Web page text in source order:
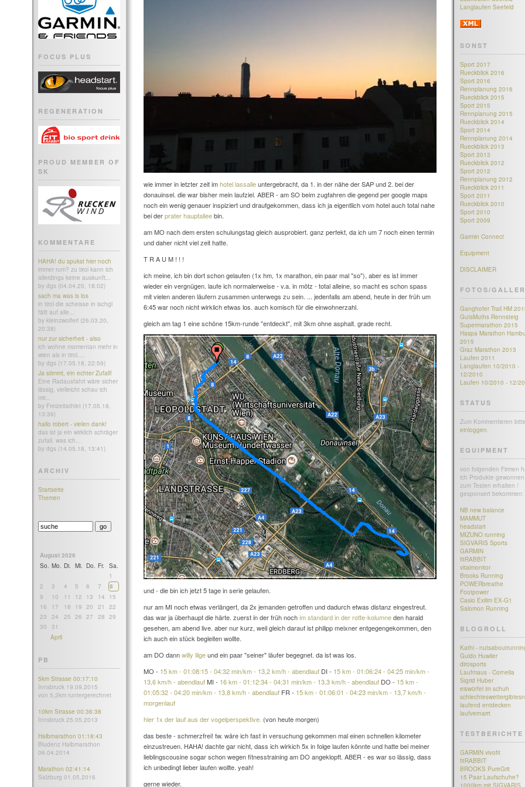
FOCUS PLUS
REGENERATION
PROUD MEMBER OF
SK
KOMMENTARE
HAHA! du spukst hier noch
immer rum? zu tirol kann ich
allerdings keine auskunft...
by dgs (04.04.20, 18:02)
sach ma was is los
in tirol die scheisse in ischgl
fällt auf alle...
by kleinzwolferl (26.03.20,
20:38)
nur zur sicherheit - also
ich wohne momentan mehr in
wien als in tirol....
by dgs (17.05.18, 22:59)
Ja stimmt, ein echter Zufall!
Eine Radausfahrt wäre sicher
lässig, vielleicht schau ich
mir...
by Freizeitathlet (17.05.18,
13:36)
hallo robert - vielen dank!
das ist ja ein wirklich schräger
zufall. was ich...
by dgs (14.05.18, 13:41)
ARCHIV
Startseite
Themen
August 2026
So. Mo. Di. Mi. Do. Fr.
Sa.
1
2
3 4 5 6 7
8
9
10 11 12 13 14
15
16
17 18 19 20 21
22
23
24 25 26 27 28 29
30
31
April
PB
5km Strasse 00:17:10
Innsbruck 19.09.2015
von 5,2km runtergerechnet
10km Strasse 00:36:38
Innsbruck 25.05.2013
Halbmarathon 01:18:43
Bludenz Halbmarathon
06.04.2014
Marathon 02:41:14
Salzburg 01.05.2016
wie immer in letzter zeit imhotel lassalleuntergebracht, da 1. in der nähe der SAP und 2. bei der
donauinsel. die war bisher mein laufziel. ABER - am SO beim zugfahren die gegend per google maps
noch ein wenig genauer inspiziert und draufgekommen, dass ich ja eigentlich vom hotel auch total nahe
bei derprater hauptalleebin.
am MO nach dem ersten schulungstag gleich ausprobiert. ganz perfekt, da ich um 7 noch einen termin
und daher nicht viel zeit hatte.
T R A U M ! ! !
ich meine, ich bin dort schon gelaufen (1x hm, 1x marathon, ein paar mal "so"), aber es ist immer
wieder ein vergnügen. laufe ich normalerweise - v.a. in mötz - total alleine, so macht es schon spass
mit vielen anderen läufern zusammen unterwegs zu sein. ... jedenfalls am abend, heute in der früh um
6:45 war noch nicht wirklich etwas los. auch komisch für die einwohnerzahl.
gleich am tag 1 eine schöne 15km-runde "entdeckt", mit 3km ohne asphalt. grade recht.
und - die bin ich jetzt 5 tage in serie gelaufen.
nur am MI noch etwas verlängert, da 2x jemanden getroffen und dadurch etwas distanz eingestreut.
das war ja überhaupt die härte. zuerst in der früh nochim standard in der rotte-kolumneden harald
gesehen, am abend live. aber nur kurz, weil gleich darauf ist philipp meixner entgegengekommen, den
ich auch ein stück begleiten wollte.
am DO dannwilly lilgeund ein paar "seiner" läufer begegnet. da ist was los.
MO - 15 km - 01:08:15 - 04:32 min/km - 13,2 km/h - abendlauf DI - 15 km - 01:06:24 - 04:25 min/km -
13,6 km/h - abendlaufMI - 16 km - 01:12:34 - 04:31 min/km - 13,3 km/h - abendlauf DO - 15 km -
01:05:32 - 04:20 min/km - 13,8 km/h - abendlauf FR - 15 km - 01:06:01 - 04:23 min/km - 13,7 km/h -
morgenlauf
hier 1x der lauf aus der vogelperspektive. (von heute morgen)
das beste - schmerzfrei! tw. wäre ich fast in versuchung gekommen mal einen schnellen kilometer
einzustreuen. HAHA! dachte gar nicht, dass ich wirkich 5x in folge laufen könnte und hatte bei meiner
lieblingscousine sogar schon wegen fitnesstraining am DO angeklopft. ABER - es war so lässig, dass
ich unbedingt lieber laufen wollte. yeah!
gerne wieder.
Langlaufen Seefeld
SONST
Sport 2017
Rueckblick 2016
Sport 2016
Rennplanung 2016
Rueckblick 2015
Sport 2015
Rennplanung 2015
Rueckblick 2014
Sport 2014
Rennplanung 2014
Rueckblick 2013
Sport 2013
Rueckblick 2012
Sport 2012
Rennplanung 2012
Rueckblick 2011
Sport 2011
Rueckblick 2010
Sport 2010
Sport 2009
Garmin Connect
Equipment
DISCLAIMER
FOTOS/
Ganghofer Trail HM
GutsMuths Rennsteig
Supermarathon 2015
Haspa Marathon
2015
Graz Marathon 2013
Laufen 2011
Langlaufen 10/2010 -
12/2010
Laufen 10/2010 - 12/
STATUS
Zum Kommentieren bitte
einloggen.
EQUIPMENT
von folgenden Firmen
ich Produkte
zum Testen erhalten /
gesponsert bekommen:
NB new balance
MAMMUT
headstart
MIZUNO running
SIGVARIS Sports
GARMIN
fitRABBIT
vitalmonitor
Brooks Running
POWERbreathe
Footpower
Casio Exilim EX-G1
Salomon Running
BLOGROLL
Kathi -
Guido Huwiler
dirosports
Laufmaus - Cornelia
Sigrid Huber
eiswürfel im schuh
laufend entdecken
laufvernarrt
TESTBERICHTE
GARMIN vivofit
fitRABBIT
BROOKS PureGrit
15 Paar Laufschuhe?
1000km mit SIGVARIS